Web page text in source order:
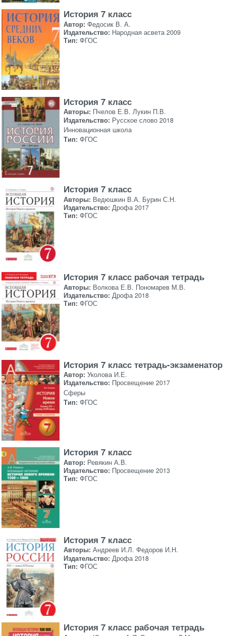
История 7 класс
Автор: Федосик В. А.
Издательство: Народная асвета 2009
Тип: ФГОС
История 7 класс
Авторы: Пчелов Е.В. Лукин П.В.
Издательство: Русское слово 2018
Инновационная школа
Тип: ФГОС
История 7 класс
Авторы: Ведюшкин В.А. Бурин С.Н.
Издательство: Дрофа 2017
Тип: ФГОС
История 7 класс рабочая тетрадь
Авторы: Волкова Е.В. Пономарев М.В.
Издательство: Дрофа 2018
Тип: ФГОС
История 7 класс тетрадь-экзаменатор
Автор: Уколова И.Е.
Издательство: Просвещение 2017
Сферы
Тип: ФГОС
История 7 класс
Автор: Ревякин А.В.
Издательство: Просвещение 2013
Тип: ФГОС
История 7 класс
Авторы: Андреев И.Л. Федоров И.Н.
Издательство: Дрофа 2018
Тип: ФГОС
История 7 класс рабочая тетрадь